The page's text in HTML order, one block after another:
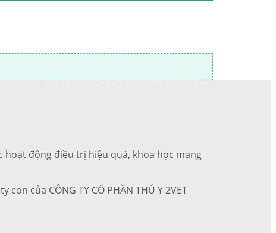
hoạt động điều trị hiệu quả, khoa học mang
của CÔNG TY CỔ PHẦN THÚ Y 2VET